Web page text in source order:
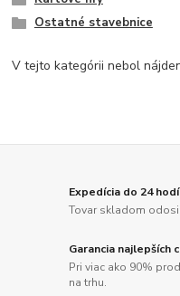
Ostatné stavebnice
V tejto kategórii nebol
Expedícia do 24
Tovar skladom
Garancia najlepších
Pri viac ako 90%
na trhu.